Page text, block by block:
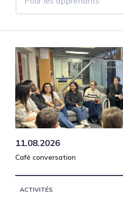
11.08.2026
Café conversation
ACTIVITÉS